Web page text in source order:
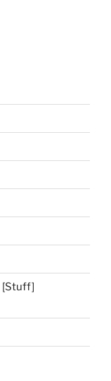
[Stuff]